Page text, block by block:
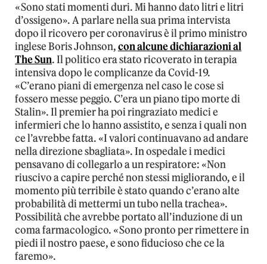
«Sono stati momenti duri. Mi hanno dato litri e litri
d’ossigeno». A parlare nella sua prima intervista
dopo il ricovero per coronavirus è il primo ministro
inglese Boris Johnson,con alcune dichiarazioni al
The Sun. Il politico era stato ricoverato in terapia
intensiva dopo le complicanze da Covid-19.
«C’erano piani di emergenza nel caso le cose si
fossero messe peggio. C’era un piano tipo morte di
Stalin». Il premier ha poi ringraziato medici e
infermieri che lo hanno assistito, e senza i quali non
ce l’avrebbe fatta. «I valori continuavano ad andare
nella direzione sbagliata». In ospedale i medici
pensavano di collegarlo a un respiratore: «Non
riuscivo a capire perché non stessi migliorando, e il
momento più terribile è stato quando c’erano alte
probabilità di mettermi un tubo nella trachea».
Possibilità che avrebbe portato all’induzione di un
coma farmacologico. «Sono pronto per rimettere in
piedi il nostro paese, e sono fiducioso che ce la
faremo».